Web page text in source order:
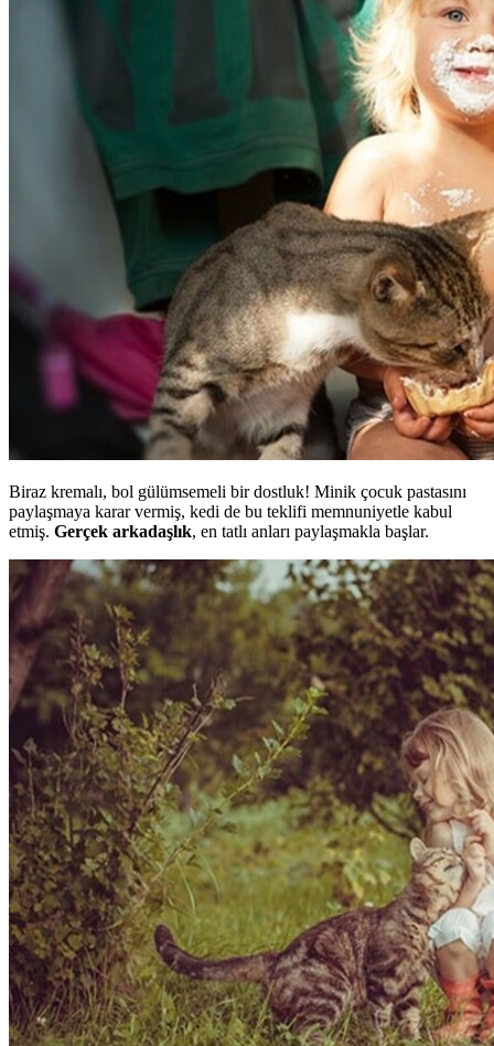
Biraz kremalı, bol gülümsemeli bir dostluk! Minik çocuk pastasını
paylaşmaya karar vermiş, kedi de bu teklifi memnuniyetle kabul
etmiş. Gerçek arkadaşlık, en tatlı anları paylaşmakla başlar.